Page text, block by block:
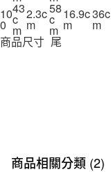
10
0
43
c
m
2.3c
m
58
c
m
16.9c
m
36c
m
商品尺寸_尾
商品相關分類 (2)